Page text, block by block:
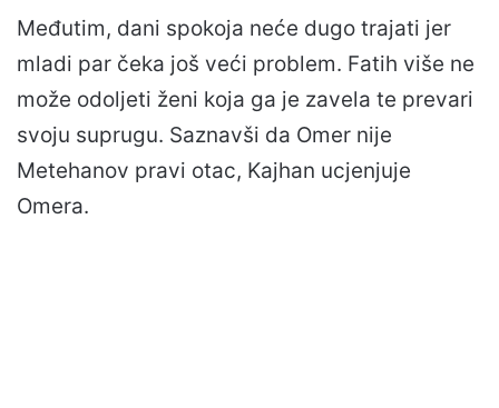
Međutim, dani spokoja neće dugo trajati jer
mladi par čeka još veći problem. Fatih više ne
može odoljeti ženi koja ga je zavela te prevari
svoju suprugu. Saznavši da Omer nije
Metehanov pravi otac, Kajhan ucjenjuje
Omera.